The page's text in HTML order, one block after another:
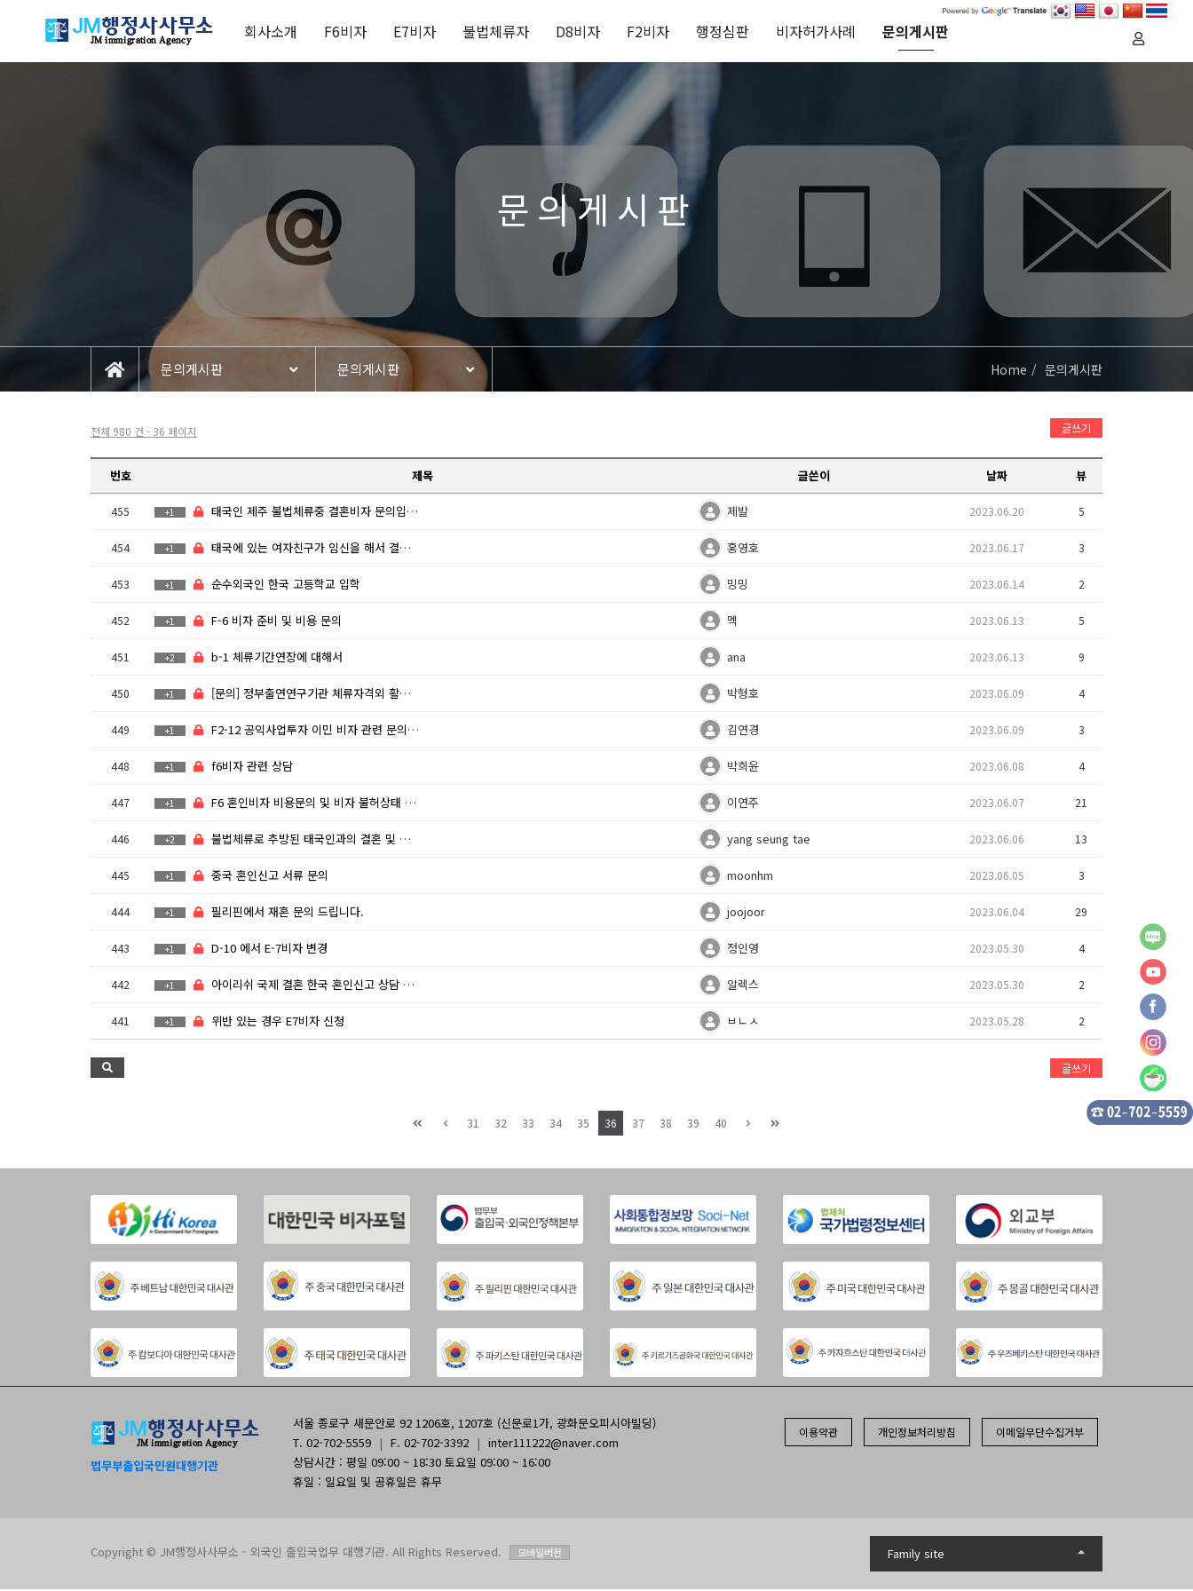
회사소개 F6비자 E7비자 불법체류자 D8비자 F2비자 행정심판 비자허가사례 문의게시판
문의게시판
문의게시판 문의게시판 Home 문의게시판
전체 980 건 - 36 페이지 글쓰기
번호 제목 글쓴이 날짜 뷰
455 +1 태국인 제주 불법체류중 결혼비자 문의입니다 제발 2023.06.20 5
454 +1 태국에 있는 여자친구가 임신을 해서 결혼비자 알아보고싶습니다 홍영호 2023.06.17 3
453 +1 순수외국인 한국 고등학교 입학 밍밍 2023.06.14 2
452 +1 F-6 비자 준비 및 비용 문의 멕 2023.06.13 5
451 +2 b-1 체류기간연장에 대해서 ana 2023.06.13 9
450 +1 [문의] 정부출연연구기관 체류자격외 활동허가 위반 관련 박형호 2023.06.09 4
449 +1 F2-12 공익사업투자 이민 비자 관련 문의드립니다 김연경 2023.06.09 3
448 +1 f6비자 관련 상담 박희윤 2023.06.08 4
447 +1 F6 혼인비자 비용문의 및 비자 불허상태 문의 이연주 2023.06.07 21
446 +2 불법체류로 추방된 태국인과의 결혼 및 입국금지 해제 방법 yang seung tae 2023.06.06 13
445 +1 중국 혼인신고 서류 문의 moonhm 2023.06.05 3
444 +1 필리핀에서 재혼 문의 드립니다. joojoor 2023.06.04 29
443 +1 D-10 에서 E-7비자 변경 정인영 2023.05.30 4
442 +1 아이리쉬 국제 결혼 한국 혼인신고 상담 문의 알렉스 2023.05.30 2
441 +1 위반 있는 경우 E7비자 신청 ㅂㄴㅅ 2023.05.28 2
글쓰기
31 32 33 34 35 36 37 38 39 40
법무부출입국민원대행기관
서울 종로구 새문안로 92 1206호, 1207호 (신문로1가, 광화문오피시아빌딩)
T. 02-702-5559 | F. 02-702-3392 | inter111222@naver.com
상담시간 : 평일 09:00 ~ 18:30 토요일 09:00 ~ 16:00
휴일 : 일요일 및 공휴일은 휴무
이용약관 개인정보처리방침 이메일무단수집거부
Copyright © JM행정사사무소 - 외국인 출입국업무 대행기관. All Rights Reserved. 모바일버전 Family site